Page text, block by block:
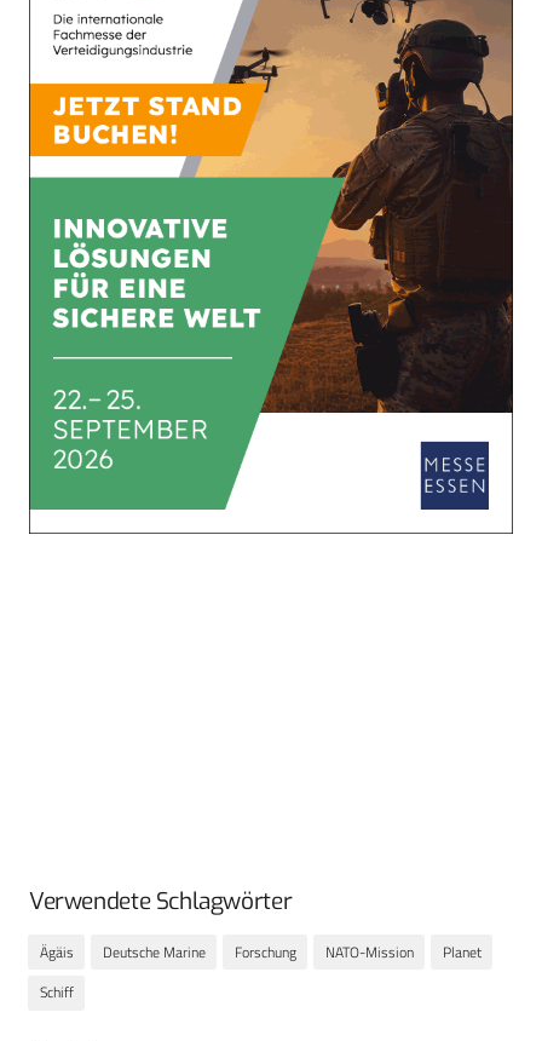
Verwendete Schlagwörter
Ägäis Deutsche Marine Forschung NATO-Mission
Planet
Schiff